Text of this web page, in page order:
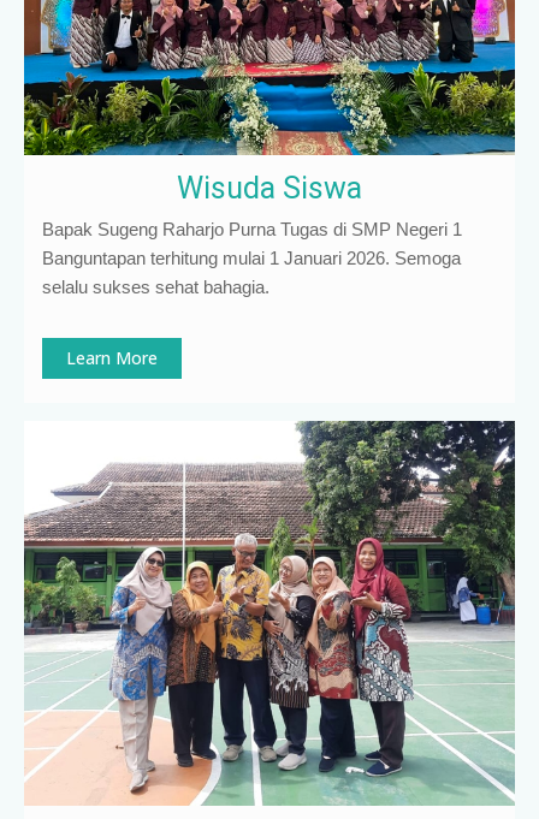
Wisuda Siswa
Bapak Sugeng Raharjo Purna Tugas di SMP Negeri 1
Banguntapan terhitung mulai 1 Januari 2026. Semoga
selalu sukses sehat bahagia.
Learn More